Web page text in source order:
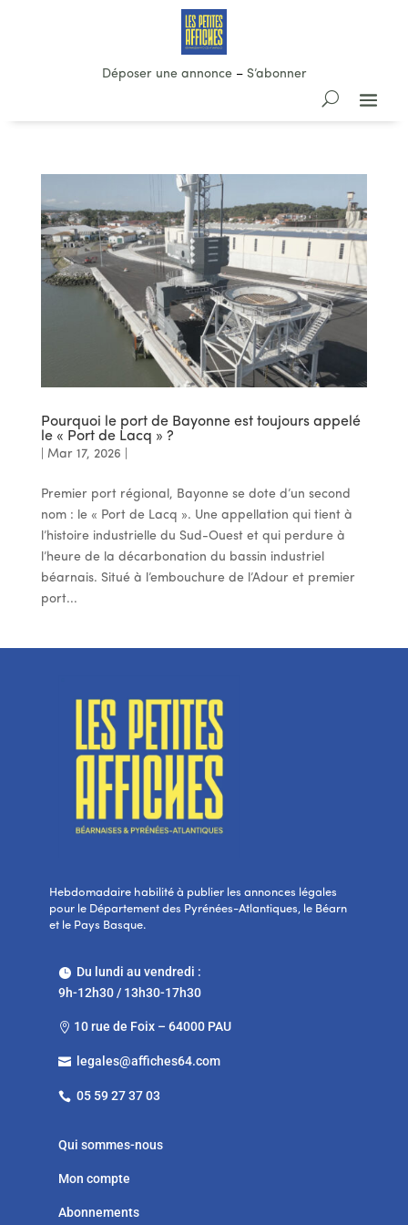
Déposer une annonce– S’abonner
Pourquoi le port de Bayonne est toujours appelé
le « Port de Lacq » ?
Mar 17, 2026
Premier port régional, Bayonne se dote d’un second
nom : le « Port de Lacq ». Une appellation qui tient à
l’histoire industrielle du Sud-Ouest et qui perdure à
l’heure de la décarbonation du bassin industriel
béarnais. Situé à l’embouchure de l’Adour et premier
port...
Hebdomadaire habilité à publier les annonces légales
pour le Département des Pyrénées-Atlantiques, le Béarn
et le Pays Basque.
Du lundi au vendredi :
9h-12h30 / 13h30-17h30
 10 rue de Foix – 64000 PAU
 legales@affiches64.com
 05 59 27 37 03
Qui sommes-nous
Mon compte
Abonnements